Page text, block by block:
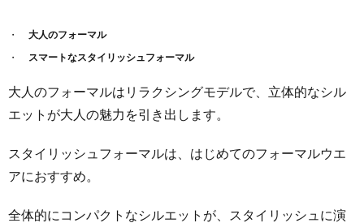
大人のフォーマル
スマートなスタイリッシュフォーマル
大人のフォーマルはリラクシングモデルで、立体的なシル
エットが大人の魅力を引き出します。
スタイリッシュフォーマルは、はじめてのフォーマルウエ
アにおすすめ。
全体的にコンパクトなシルエットが、スタイリッシュに演